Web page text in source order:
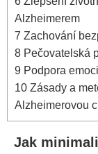
Alzheimerem
7 Zachování
8 Pečovatelská
9 Podpora
10 Zásady a
Alzheimerovou
Jak